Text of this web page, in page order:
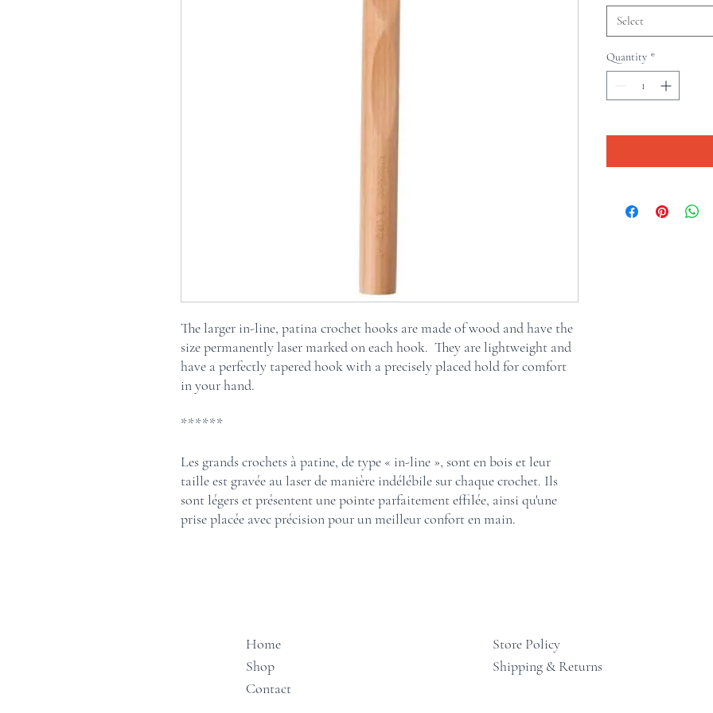
The larger in-line, patina crochet hooks are made of wood and have the
size permanently laser marked on each hook. They are lightweight and
have a perfectly tapered hook with a precisely placed hold for comfort
in your hand.
******
Les grands crochets à patine, de type « in-line », sont en bois et leur
taille est gravée au laser de manière indélébile sur chaque crochet. Ils
sont légers et présentent une pointe parfaitement effilée, ainsi qu'une
prise placée avec précision pour un meilleur confort en main.
Select
Quantity *
Home
Shop
Contact
Store Policy
Shipping & Returns